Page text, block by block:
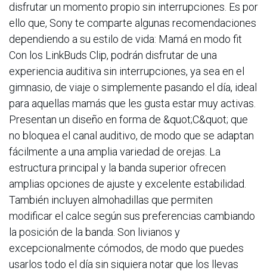
disfrutar un momento propio sin interrupciones. Es por
ello que, Sony te comparte algunas recomendaciones
dependiendo a su estilo de vida: Mamá en modo fit
Con los LinkBuds Clip, podrán disfrutar de una
experiencia auditiva sin interrupciones, ya sea en el
gimnasio, de viaje o simplemente pasando el día, ideal
para aquellas mamás que les gusta estar muy activas.
Presentan un diseño en forma de &quot;C&quot; que
no bloquea el canal auditivo, de modo que se adaptan
fácilmente a una amplia variedad de orejas. La
estructura principal y la banda superior ofrecen
amplias opciones de ajuste y excelente estabilidad.
También incluyen almohadillas que permiten
modificar el calce según sus preferencias cambiando
la posición de la banda. Son livianos y
excepcionalmente cómodos, de modo que puedes
usarlos todo el día sin siquiera notar que los llevas